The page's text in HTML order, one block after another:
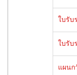
ใบรับ
ใบรับ
แผนก